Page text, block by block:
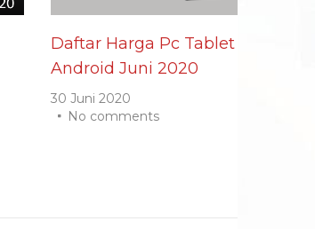
Daftar Harga Pc Tablet
Android Juni 2020
30 Juni 2020
No comments